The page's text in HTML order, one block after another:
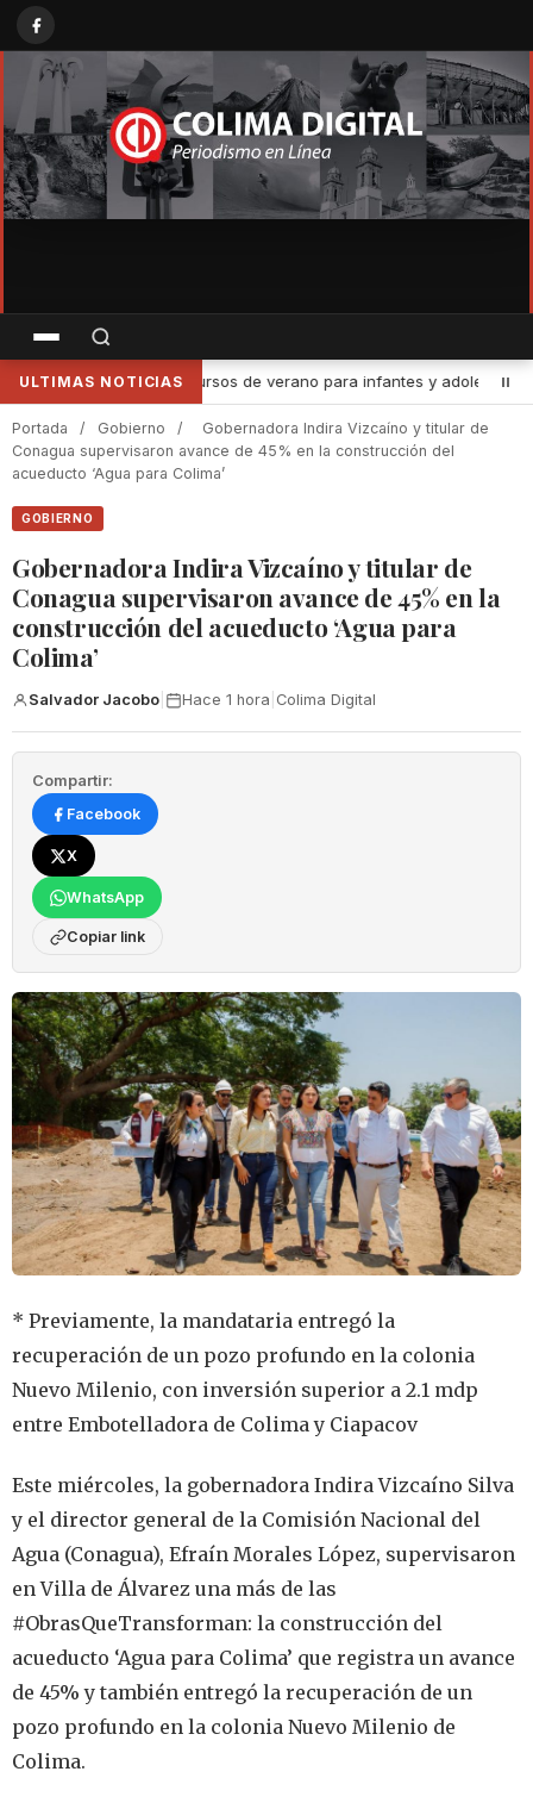
ULTIMAS NOTICIAS
del 13 al 17 de agosto • Garantiza Subsemov Colima
Portada / Gobierno /
Gobernadora Indira Vizcaíno y titular de
Conagua supervisaron avance de 45% en la construcción del
acueducto ‘Agua para Colima’
GOBIERNO
Gobernadora Indira Vizcaíno y titular de
Conagua supervisaron avance de 45% en la
construcción del acueducto ‘Agua para
Colima’
Salvador Jacobo Hace 1 hora Colima Digital
Compartir:
Facebook
X
WhatsApp
Copiar link
* Previamente, la mandataria entregó la
recuperación de un pozo profundo en la colonia
Nuevo Milenio, con inversión superior a 2.1 mdp
entre Embotelladora de Colima y Ciapacov
Este miércoles, la gobernadora Indira Vizcaíno Silva
y el director general de la Comisión Nacional del
Agua (Conagua), Efraín Morales López, supervisaron
en Villa de Álvarez una más de las
#ObrasQueTransforman: la construcción del
acueducto ‘Agua para Colima’ que registra un avance
de 45% y también entregó la recuperación de un
pozo profundo en la colonia Nuevo Milenio de
Colima.